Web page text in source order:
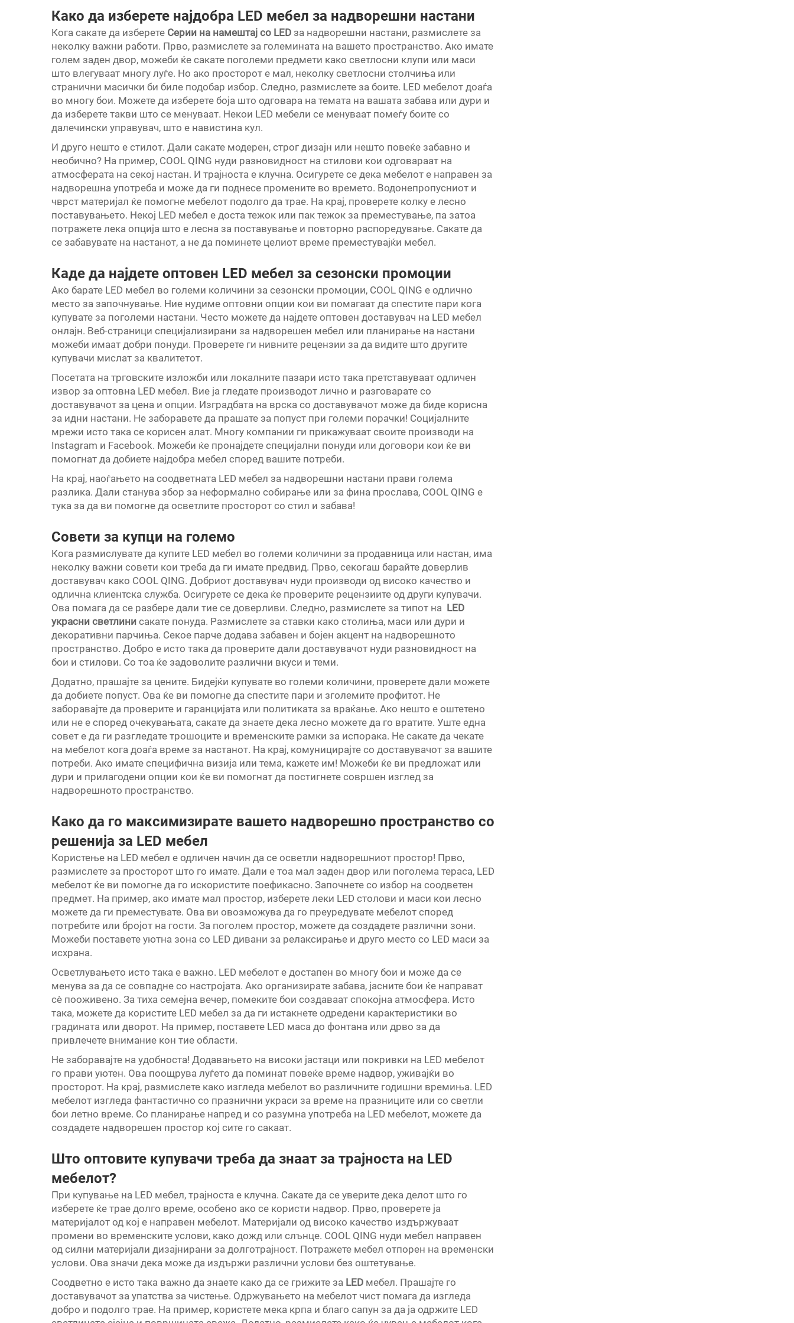
Како да изберете најдобра LED мебел за надворешни настани
Кога сакате да изберете Серии на намештај со LED за надворешни настани, размислете за
неколку важни работи. Прво, размислете за големината на вашето пространство. Ако имате
голем заден двор, можеби ќе сакате поголеми предмети како светлосни клупи или маси
што влегуваат многу луѓе. Но ако просторот е мал, неколку светлосни столчиња или
странични масички би биле подобар избор. Следно, размислете за боите. LED мебелот доаѓа
во многу бои. Можете да изберете боја што одговара на темата на вашата забава или дури и
да изберете такви што се менуваат. Некои LED мебели се менуваат помеѓу боите со
далечински управувач, што е навистина кул.
И друго нешто е стилот. Дали сакате модерен, строг дизајн или нешто повеќе забавно и
необично? На пример, COOL QING нуди разновидност на стилови кои одговараат на
атмосферата на секој настан. И трајноста е клучна. Осигурете се дека мебелот е направен за
надворешна употреба и може да ги поднесе промените во времето. Водонепропусниот и
чврст материјал ќе помогне мебелот подолго да трае. На крај, проверете колку е лесно
поставувањето. Некој LED мебел е доста тежок или пак тежок за преместување, па затоа
потражете лека опција што е лесна за поставување и повторно распоредување. Сакате да
се забавувате на настанот, а не да поминете целиот време преместувајќи мебел.
Каде да најдете оптовен LED мебел за сезонски промоции
Ако барате LED мебел во големи количини за сезонски промоции, COOL QING е одлично
место за започнување. Ние нудиме оптовни опции кои ви помагаат да спестите пари кога
купувате за поголеми настани. Често можете да најдете оптовен доставувач на LED мебел
онлајн. Веб-страници специјализирани за надворешен мебел или планирање на настани
можеби имаат добри понуди. Проверете ги нивните рецензии за да видите што другите
купувачи мислат за квалитетот.
Посетата на трговските изложби или локалните пазари исто така претставуваат одличен
извор за оптовна LED мебел. Вие ја гледате производот лично и разговарате со
доставувачот за цена и опции. Изградбата на врска со доставувачот може да биде корисна
за идни настани. Не заборавете да прашате за попуст при големи порачки! Социјалните
мрежи исто така се корисен алат. Многу компании ги прикажуваат своите производи на
Instagram и Facebook. Можеби ќе пронајдете специјални понуди или договори кои ќе ви
помогнат да добиете најдобра мебел според вашите потреби.
На крај, наоѓањето на соодветната LED мебел за надворешни настани прави голема
разлика. Дали станува збор за неформално собирање или за фина прослава, COOL QING е
тука за да ви помогне да осветлите просторот со стил и забава!
Совети за купци на големо
Кога размислувате да купите LED мебел во големи количини за продавница или настан, има
неколку важни совети кои треба да ги имате предвид. Прво, секогаш барайте доверлив
доставувач како COOL QING. Добриот доставувач нуди производи од високо качество и
одлична клиентска служба. Осигурете се дека ќе проверите рецензиите од други купувачи.
Ова помага да се разбере дали тие се доверливи. Следно, размислете за типот на LED
украсни светлини сакате понуда. Размислете за ставки како столиња, маси или дури и
декоративни парчиња. Секое парче додава забавен и бојен акцент на надворешното
пространство. Добро е исто така да проверите дали доставувачот нуди разновидност на
бои и стилови. Со тоа ќе задоволите различни вкуси и теми.
Додатно, прашајте за цените. Бидејќи купувате во големи количини, проверете дали можете
да добиете попуст. Ова ќе ви помогне да спестите пари и зголемите профитот. Не
заборавајте да проверите и гаранцијата или политиката за враќање. Ако нешто е оштетено
или не е според очекувањата, сакате да знаете дека лесно можете да го вратите. Уште една
совет е да ги разгледате трошоците и временските рамки за испорака. Не сакате да чекате
на мебелот кога доаѓа време за настанот. На крај, комуницирајте со доставувачот за вашите
потреби. Ако имате специфична визија или тема, кажете им! Можеби ќе ви предложат или
дури и прилагодени опции кои ќе ви помогнат да постигнете совршен изглед за
надворешното пространство.
Како да го максимизирате вашето надворешно пространство со
решенија за LED мебел
Користење на LED мебел е одличен начин да се осветли надворешниот простор! Прво,
размислете за просторот што го имате. Дали е тоа мал заден двор или поголема тераса, LED
мебелот ќе ви помогне да го искористите поефикасно. Започнете со избор на соодветен
предмет. На пример, ако имате мал простор, изберете леки LED столови и маси кои лесно
можете да ги преместувате. Ова ви овозможува да го преуредувате мебелот според
потребите или бројот на гости. За поголем простор, можете да создадете различни зони.
Можеби поставете уютна зона со LED дивани за релаксирање и друго место со LED маси за
исхрана.
Осветлувањето исто така е важно. LED мебелот е достапен во многу бои и може да се
менува за да се совпадне со настројата. Ако организирате забава, јасните бои ќе направат
сѐ пооживено. За тиха семејна вечер, помеките бои создаваат спокојна атмосфера. Исто
така, можете да користите LED мебел за да ги истакнете одредени карактеристики во
градината или дворот. На пример, поставете LED маса до фонтана или дрво за да
привлечете внимание кон тие области.
Не заборавајте на удобноста! Додавањето на високи јастаци или покривки на LED мебелот
го прави уютен. Ова поощрува луѓето да поминат повеќе време надвор, уживајќи во
просторот. На крај, размислете како изгледа мебелот во различните годишни времиња. LED
мебелот изгледа фантастично со празнични украси за време на празниците или со светли
бои летно време. Со планирање напред и со разумна употреба на LED мебелот, можете да
создадете надворешен простор кој сите го сакаат.
Што оптовите купувачи треба да знаат за трајноста на LED
мебелот?
При купување на LED мебел, трајноста е клучна. Сакате да се уверите дека делот што го
изберете ќе трае долго време, особено ако се користи надвор. Прво, проверете ја
материјалот од кој е направен мебелот. Материјали од високо качество издържуваат
промени во временските услови, како дожд или слънце. COOL QING нуди мебел направен
од силни материјали дизајнирани за долготрајност. Потражете мебел отпорен на временски
услови. Ова значи дека може да издържи различни услови без оштетување.
Соодветно е исто така важно да знаете како да се грижите за LED мебел. Прашајте го
доставувачот за упатства за чистење. Одржувањето на мебелот чист помага да изгледа
добро и подолго трае. На пример, користете мека крпа и благо сапун за да ја одржите LED